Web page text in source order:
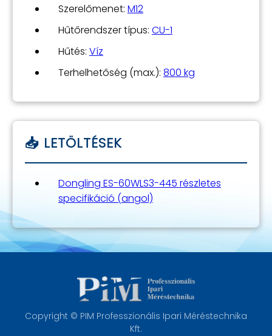
Szerelőmenet: M12
Hűtőrendszer típus: CU-1
Hűtés: Víz
Terhelhetőség (max.): 800 kg
Dongling ES-60WLS3-445 részletes
specifikáció (angol)
Copyright © PIM Professzionális Ipari Méréstechnika
Kft.